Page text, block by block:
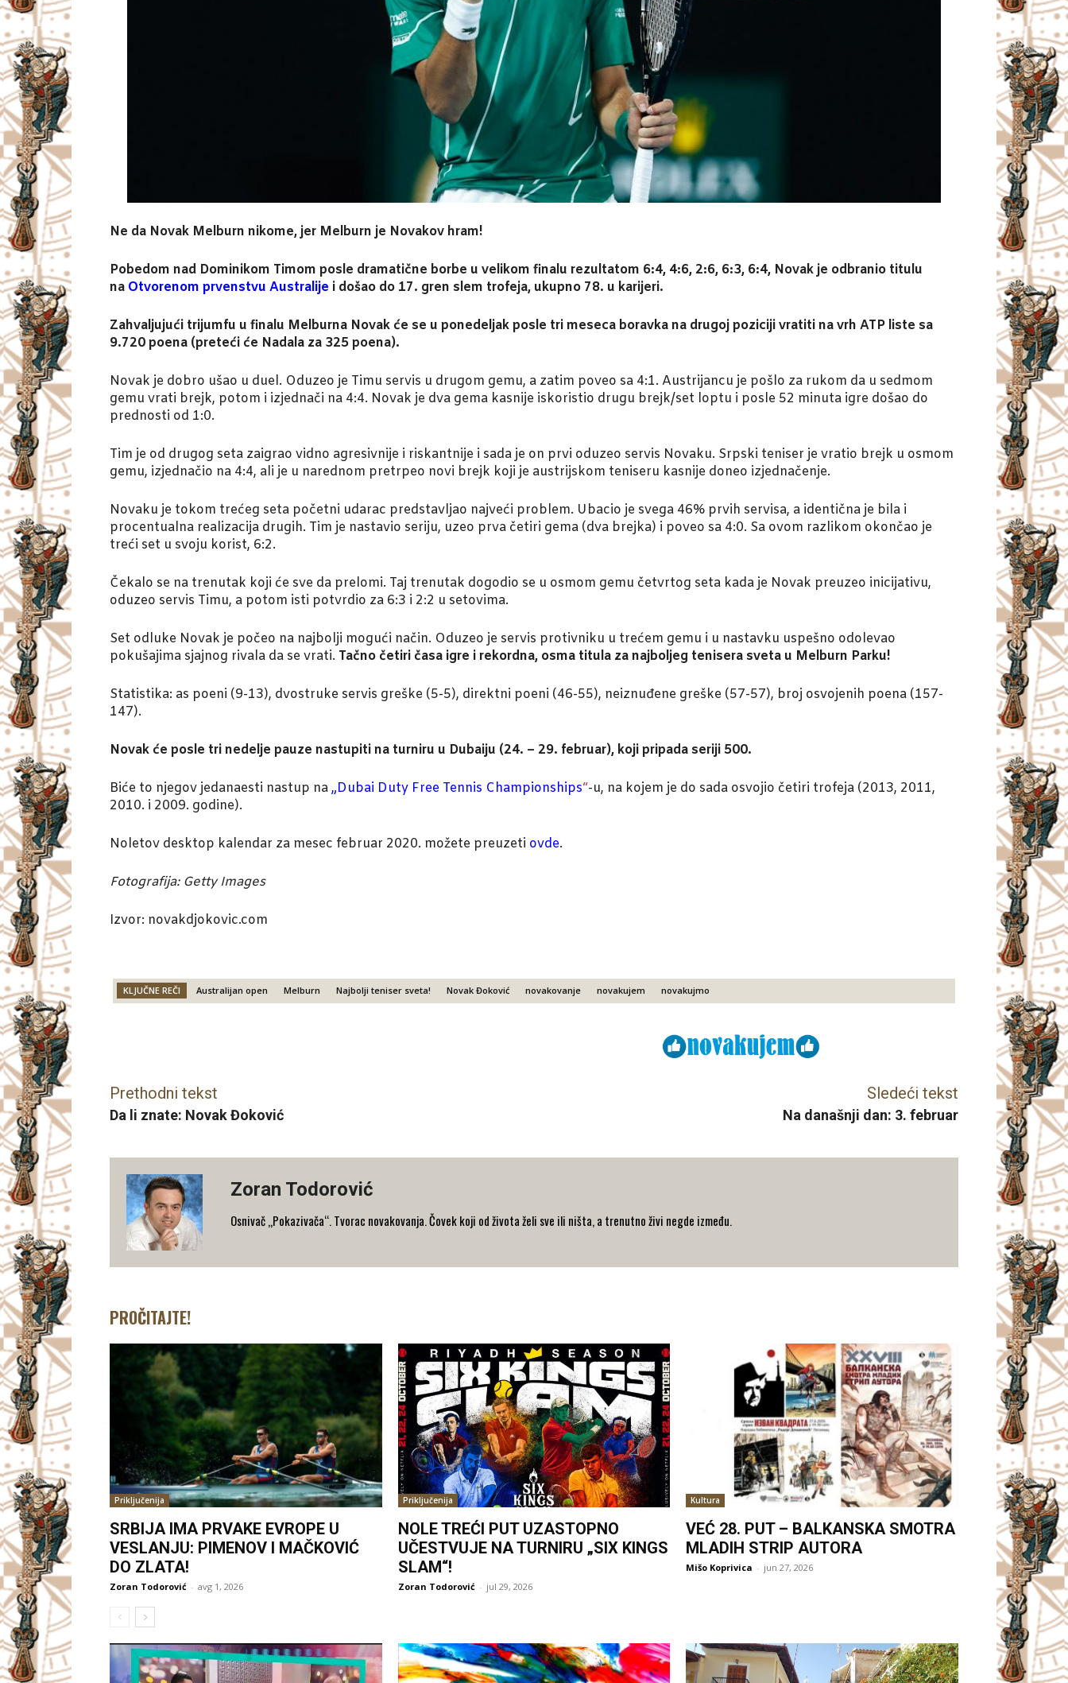
Ne da Novak Melburn nikome, jer Melburn je Novakov hram!
Pobedom nad Dominikom Timom posle dramatične borbe u velikom finalu rezultatom 6:4, 4:6, 2:6, 6:3, 6:4, Novak je odbranio titulu
na Otvorenom prvenstvu Australije i došao do 17. gren slem trofeja, ukupno 78. u karijeri.
Zahvaljujući trijumfu u finalu Melburna Novak će se u ponedeljak posle tri meseca boravka na drugoj poziciji vratiti na vrh ATP liste sa
9.720 poena (preteći će Nadala za 325 poena).
Novak je dobro ušao u duel. Oduzeo je Timu servis u drugom gemu, a zatim poveo sa 4:1. Austrijancu je pošlo za rukom da u sedmom
gemu vrati brejk, potom i izjednači na 4:4. Novak je dva gema kasnije iskoristio drugu brejk/set loptu i posle 52 minuta igre došao do
prednosti od 1:0.
Tim je od drugog seta zaigrao vidno agresivnije i riskantnije i sada je on prvi oduzeo servis Novaku. Srpski teniser je vratio brejk u osmom
gemu, izjednačio na 4:4, ali je u narednom pretrpeo novi brejk koji je austrijskom teniseru kasnije doneo izjednačenje.
Novaku je tokom trećeg seta početni udarac predstavljao najveći problem. Ubacio je svega 46% prvih servisa, a identična je bila i
procentualna realizacija drugih. Tim je nastavio seriju, uzeo prva četiri gema (dva brejka) i poveo sa 4:0. Sa ovom razlikom okončao je
treći set u svoju korist, 6:2.
Čekalo se na trenutak koji će sve da prelomi. Taj trenutak dogodio se u osmom gemu četvrtog seta kada je Novak preuzeo inicijativu,
oduzeo servis Timu, a potom isti potvrdio za 6:3 i 2:2 u setovima.
Set odluke Novak je počeo na najbolji mogući način. Oduzeo je servis protivniku u trećem gemu i u nastavku uspešno odolevao
pokušajima sjajnog rivala da se vrati. Tačno četiri časa igre i rekordna, osma titula za najboljeg tenisera sveta u Melburn Parku!
Statistika: as poeni (9-13), dvostruke servis greške (5-5), direktni poeni (46-55), neiznuđene greške (57-57), broj osvojenih poena (157-
147).
Novak će posle tri nedelje pauze nastupiti na turniru u Dubaiju (24. – 29. februar), koji pripada seriji 500.
Biće to njegov jedanaesti nastup na„Dubai Duty Free Tennis Championships“-u, na kojem je do sada osvojio četiri trofeja (2013, 2011,
2010. i 2009. godine).
Noletov desktop kalendar za mesec februar 2020. možete preuzeti ovde.
Fotografija: Getty Images
Izvor: novakdjokovic.com
KLJUČNE REČI Australijan open Melburn Najbolji teniser sveta! Novak Đoković novakovanje novakujem novakujmo
Prethodni tekst
Da li znate: Novak Đoković
Sledeći tekst
Na današnji dan: 3. februar
Zoran Todorović
Osnivač „Pokazivača“. Tvorac novakovanja. Čovek koji od života želi sve ili ništa, a trenutno živi negde između.
PROČITAJTE!
Priključenija
SRBIJA IMA PRVAKE EVROPE U
VESLANJU: PIMENOV I MAČKOVIĆ
DO ZLATA!
Zoran Todorović - avg 1, 2026
Priključenija
NOLE TREĆI PUT UZASTOPNO
UČESTVUJE NA TURNIRU „SIX KINGS
SLAM“!
Zoran Todorović - jul 29, 2026
Kultura
VEĆ 28. PUT – BALKANSKA SMOTRA
MLADIH STRIP AUTORA
Mišo Koprivica - jun 27, 2026